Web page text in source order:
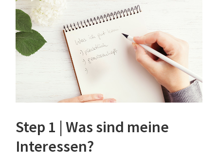
Step 1 | Was sind meine
Interessen?